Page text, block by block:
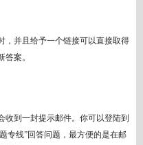
，并且给予一个链接可以直接取得
案。
收到一封提示邮件。你可以登陆到
专线”回答问题，最方便的是在邮